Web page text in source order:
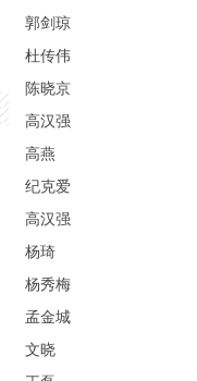
郭剑琼
杜传伟
陈晓京
高汉强
高燕
纪克爱
高汉强
杨琦
杨秀梅
孟金城
文晓